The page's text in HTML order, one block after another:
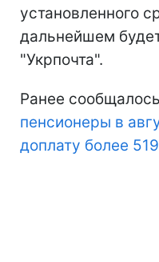
установленного
дальнейшем
"Укрпочта".
Ранее
пенсионеры в
доплату более